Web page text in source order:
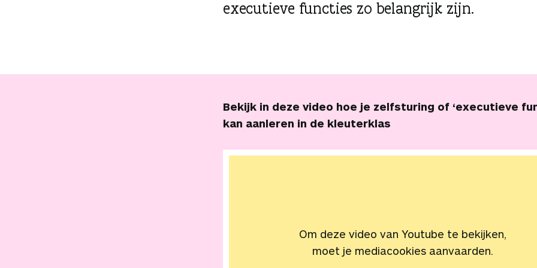
executieve functies zo belangrijk zijn.
Bekijk in deze video hoe je zelfsturing of ‘executieve
kan aanleren in de kleuterklas
Om deze video van Youtube te bekijken,
moet je mediacookies aanvaarden.